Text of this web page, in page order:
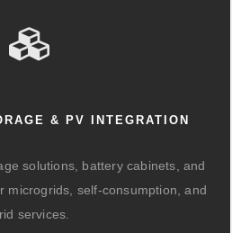
& PV INTEGRATION
solutions, battery cabinets, and
microgrids, self-consumption, and
services.